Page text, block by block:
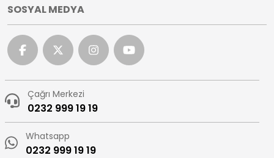
SOSYAL MEDYA
Çağrı Merkezi
0232 999 19 19
Whatsapp
0232 999 19 19